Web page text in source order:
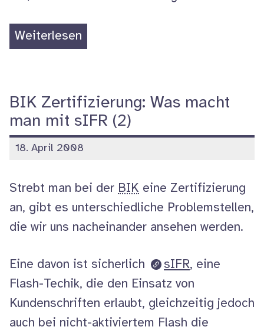
Weiterlesen
macht
man
mit
sIFR
BIK Zertifizierung: Was macht
man mit sIFR (2)
veröffentlicht
18. April 2008
Strebt man bei der BIK eine Zertifizierung
an, gibt es unterschiedliche Problemstellen,
die wir uns nacheinander ansehen werden.
Eine davon ist sicherlich sIFR, eine
Flash-Techik, die den Einsatz von
Kundenschriften erlaubt, gleichzeitig jedoch
auch bei nicht-aktiviertem Flash die